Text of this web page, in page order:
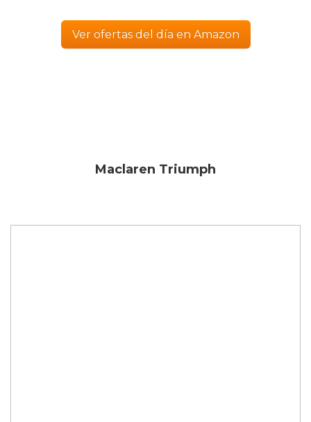
Ver ofertas del día en Amazon
Maclaren Triumph